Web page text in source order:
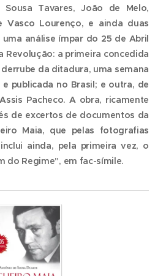
Sousa Tavares, João de Melo,
Vasco Lourenço, e ainda duas
análise ímpar do 25 de Abril
Revolução: a primeira concedida
da ditadura, uma semana
publicada no Brasil; e outra, de
Pacheco. A obra, ricamente
de excertos de documentos da
Maia, que pelas fotografias
ainda, pela primeira vez, o
do Regime", em fac-símile.